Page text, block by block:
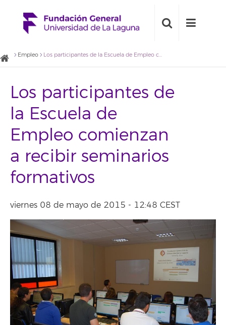
Empleo Los participantes de la Escuela de Empleo comienzan a recibir seminarios formativos
Los participantes de
la Escuela de
Empleo comienzan
a recibir seminarios
formativos
viernes 08 de mayo de 2015 - 12:48 CEST